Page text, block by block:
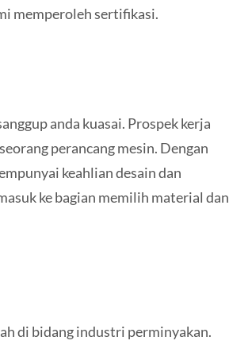
memperoleh sertifikasi.
anda kuasai. Prospek kerja
perancang mesin. Dengan
keahlian desain dan
ke bagian memilih material dan
di bidang industri perminyakan.